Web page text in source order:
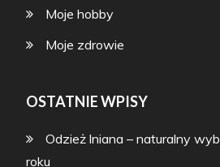
Moje hobby
Moje zdrowie
OSTATNIE WPISY
Odzież lniana – naturalny
roku